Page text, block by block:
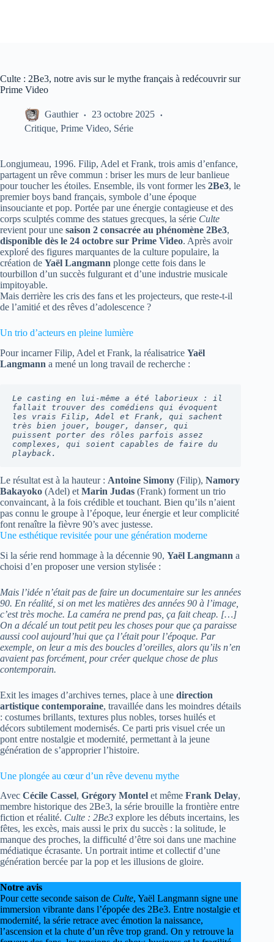
Culte : 2Be3, notre avis sur le mythe français à redécouvrir sur
Prime Video
Gauthier
23 octobre 2025
Critique, Prime Video, Série
Longjumeau, 1996. Filip, Adel et Frank, trois amis d’enfance,
partagent un rêve commun : briser les murs de leur banlieue
pour toucher les étoiles. Ensemble, ils vont former les 2Be3, le
premier boys band français, symbole d’une époque
insouciante et pop. Portée par une énergie contagieuse et des
corps sculptés comme des statues grecques, la série Culte
revient pour une saison 2 consacrée au phénomène 2Be3,
disponible dès le 24 octobre sur Prime Video. Après avoir
exploré des figures marquantes de la culture populaire, la
création de Yaël Langmann plonge cette fois dans le
tourbillon d’un succès fulgurant et d’une industrie musicale
impitoyable.
Mais derrière les cris des fans et les projecteurs, que reste-t-il
de l’amitié et des rêves d’adolescence ?
Un trio d’acteurs en pleine lumière
Pour incarner Filip, Adel et Frank, la réalisatrice Yaël
Langmann a mené un long travail de recherche :
Le casting en lui-même a été laborieux : il
fallait trouver des comédiens qui évoquent
les vrais Filip, Adel et Frank, qui sachent
très bien jouer, bouger, danser, qui
puissent porter des rôles parfois assez
complexes, qui soient capables de faire du
playback.
Le résultat est à la hauteur : Antoine Simony (Filip), Namory
Bakayoko (Adel) et Marin Judas (Frank) forment un trio
convaincant, à la fois crédible et touchant. Bien qu’ils n’aient
pas connu le groupe à l’époque, leur énergie et leur complicité
font renaître la fièvre 90’s avec justesse.
Une esthétique revisitée pour une génération moderne
Si la série rend hommage à la décennie 90, Yaël Langmann a
choisi d’en proposer une version stylisée :
Mais l’idée n’était pas de faire un documentaire sur les années
90. En réalité, si on met les matières des années 90 à l’image,
c’est très moche. La caméra ne prend pas, ça fait cheap. […]
On a décalé un tout petit peu les choses pour que ça paraisse
aussi cool aujourd’hui que ça l’était pour l’époque. Par
exemple, on leur a mis des boucles d’oreilles, alors qu’ils n’en
avaient pas forcément, pour créer quelque chose de plus
contemporain.
Exit les images d’archives ternes, place à une direction
artistique contemporaine, travaillée dans les moindres détails
: costumes brillants, textures plus nobles, torses huilés et
décors subtilement modernisés. Ce parti pris visuel crée un
pont entre nostalgie et modernité, permettant à la jeune
génération de s’approprier l’histoire.
Une plongée au cœur d’un rêve devenu mythe
Avec Cécile Cassel, Grégory Montel et même Frank Delay,
membre historique des 2Be3, la série brouille la frontière entre
fiction et réalité. Culte : 2Be3 explore les débuts incertains, les
fêtes, les excès, mais aussi le prix du succès : la solitude, le
manque des proches, la difficulté d’être soi dans une machine
médiatique écrasante. Un portrait intime et collectif d’une
génération bercée par la pop et les illusions de gloire.
Notre avis
Pour cette seconde saison de Culte, Yaël Langmann signe une
immersion vibrante dans l’épopée des 2Be3. Entre nostalgie et
modernité, la série retrace avec émotion la naissance,
l’ascension et la chute d’un rêve trop grand. On y retrouve la